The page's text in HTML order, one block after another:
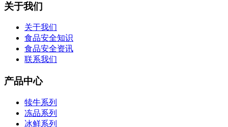
关于我们
关于我们
食品安全知识
食品安全资讯
联系我们
产品中心
犊牛系列
冻品系列
冰鲜系列